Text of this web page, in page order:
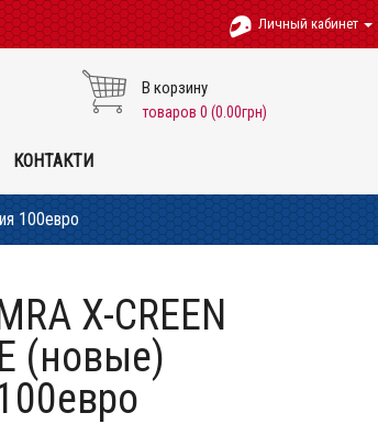
Личный кабинет
В корзину
товаров 0 (0.00грн)
КОНТАКТИ
100евро
X-CREEN
(новые)